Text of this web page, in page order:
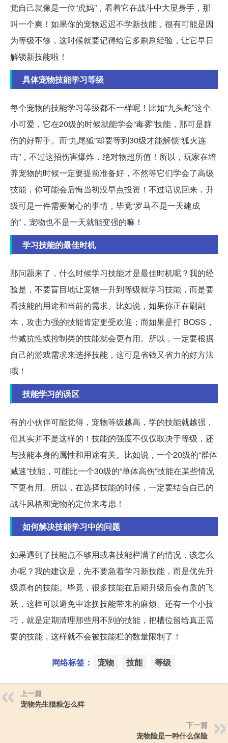
觉自己就像是一位“虎妈”，看着它在战斗中大显身手，那
叫一个爽！如果你的宠物迟迟不学新技能，很有可能是因
为等级不够，这时候就要记得给它多刷刷经验，让它早日
解锁新技能啦！
具体宠物技能学习等级
每个宠物的技能学习等级都不一样呢！比如“九头蛇”这个
小可爱，它在20级的时候就能学会“毒雾”技能，那可是群
伤的好帮手。而“九尾狐”却要等到30级才能解锁“狐火连
击”，不过这招伤害爆炸，绝对物超所值！所以，玩家在培
养宠物的时候一定要提前准备好，不然等它们学会了高级
技能，你可能会后悔当初没早点投资！不过话说回来，升
级可是一件需要耐心的事情，毕竟“罗马不是一天建成
的”，宠物也不是一天就能变强的嘛！
学习技能的最佳时机
那问题来了，什么时候学习技能才是最佳时机呢？我的经
验是，不要盲目地让宠物一升到等级就学习技能，而是要
看技能的用途和当前的需求。比如说，如果你正在刷副
本，攻击力强的技能肯定更受欢迎；而如果是打 BOSS，
带减抗性或控制类的技能就会更有用。所以，一定要根据
自己的游戏需求来选择技能，这可是省钱又省力的好方法
哦！
技能学习的误区
有的小伙伴可能觉得，宠物等级越高，学的技能就越强，
但其实并不是这样的！技能的强度不仅仅取决于等级，还
与技能本身的属性和用途有关。比如说，一个20级的“群体
减速”技能，可能比一个30级的“单体高伤”技能在某些情况
下更有用。所以，在选择技能的时候，一定要结合自己的
战斗风格和宠物的定位来考虑！
如何解决技能学习中的问题
如果遇到了技能点不够用或者技能栏满了的情况，该怎么
办呢？我的建议是，先不要急着学习新技能，而是优先升
级原有的技能。毕竟，很多技能在后期升级后会有质的飞
跃，这样可以避免中途换技能带来的麻烦。还有一个小技
巧，就是定期清理那些用不到的技能，把槽位留给真正需
要的技能，这样就不会被技能栏的数量限制了！
网络标签： 宠物 技能 等级
上一篇
宠物先生猫粮怎么样
下一篇
宠物险是一种什么保险